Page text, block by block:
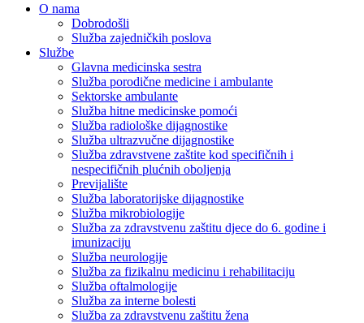
O nama
Dobrodošli
Služba zajedničkih poslova
Službe
Glavna medicinska sestra
Služba porodične medicine i ambulante
Sektorske ambulante
Služba hitne medicinske pomoći
Služba radiološke dijagnostike
Služba ultrazvučne dijagnostike
Služba zdravstvene zaštite kod specifičnih i
nespecifičnih plućnih oboljenja
Previjalište
Služba laboratorijske dijagnostike
Služba mikrobiologije
Služba za zdravstvenu zaštitu djece do 6. godine i
imunizaciju
Služba neurologije
Služba za fizikalnu medicinu i rehabilitaciju
Služba oftalmologije
Služba za interne bolesti
Služba za zdravstvenu zaštitu žena